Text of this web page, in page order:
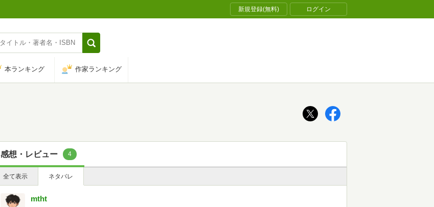
新規登録(無料) ログイン
本ランキング 作家ランキング
感想・レビュー 4
全て表示 ネタバレ
mtht